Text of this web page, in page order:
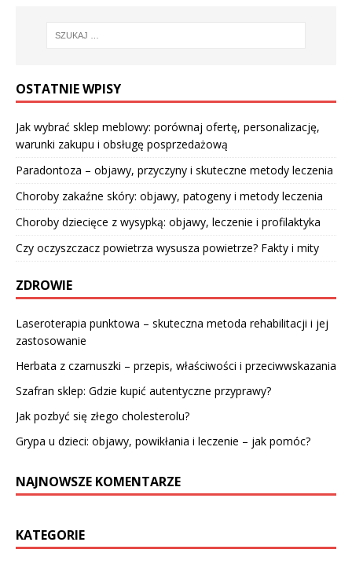
OSTATNIE WPISY
Jak wybrać sklep meblowy: porównaj ofertę, personalizację,
warunki zakupu i obsługę posprzedażową
Paradontoza – objawy, przyczyny i skuteczne metody leczenia
Choroby zakaźne skóry: objawy, patogeny i metody leczenia
Choroby dziecięce z wysypką: objawy, leczenie i profilaktyka
Czy oczyszczacz powietrza wysusza powietrze? Fakty i mity
ZDROWIE
Laseroterapia punktowa – skuteczna metoda rehabilitacji i jej
zastosowanie
Herbata z czarnuszki – przepis, właściwości i przeciwwskazania
Szafran sklep: Gdzie kupić autentyczne przyprawy?
Jak pozbyć się złego cholesterolu?
Grypa u dzieci: objawy, powikłania i leczenie – jak pomóc?
NAJNOWSZE KOMENTARZE
KATEGORIE